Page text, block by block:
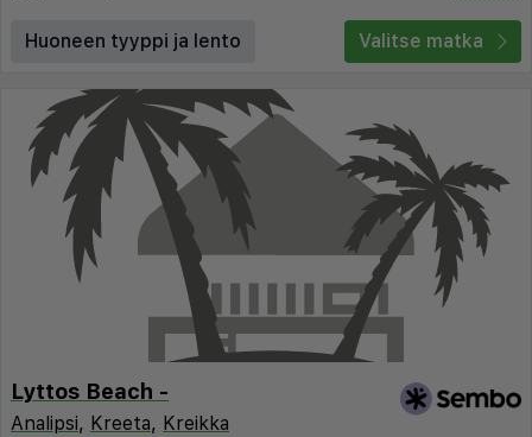
Huoneen tyyppi ja lento Valitse matka
Lyttos Beach -
Analipsi, Kreeta, Kreikka